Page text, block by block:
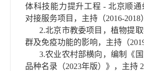
体科技能力提升工程- 北京顺通
对接服务项目，主持（2016-2018
2.北京市教委项目，植物提
群及免疫功能的影响，主持（
3.农业农村部横向，编制《
品种名录（2023年版）》，主持